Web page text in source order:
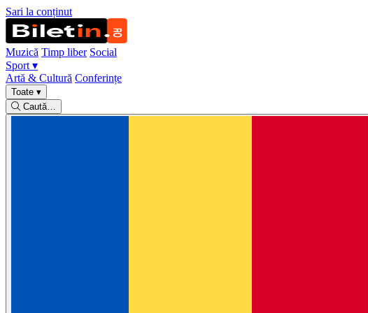
Sari la conținut
Muzică Timp liber Social
Sport ▾
Artă & Cultură Conferințe
Toate ▾
Caută…